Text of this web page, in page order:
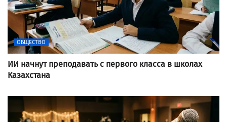
ОБЩЕСТВО
ИИ начнут преподавать с первого класса в школах
Казахстана